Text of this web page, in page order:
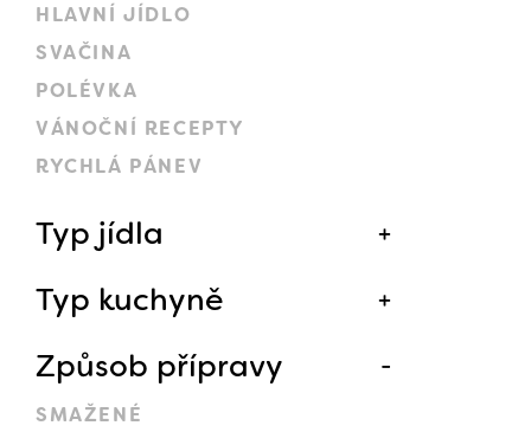
HLAVNÍ JÍDLO
SVAČINA
POLÉVKA
VÁNOČNÍ RECEPTY
RYCHLÁ PÁNEV
Typ jídla
Typ kuchyně
Způsob přípravy
SMAŽENÉ